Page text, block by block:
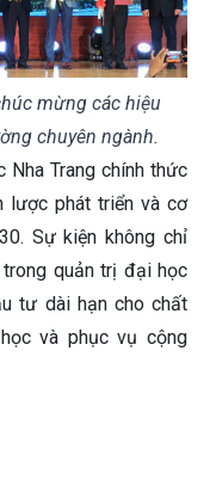
mừng các hiệu
chuyên ngành.
Trang chính thức
lược phát triển và cơ
Sự kiện không chỉ
quản trị đại học
tư dài hạn cho chất
và phục vụ cộng